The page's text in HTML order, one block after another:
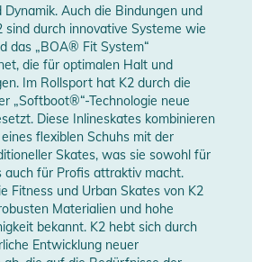
mit Unterstützung und Polsterung zu
EVA-Fußbett für Komfort.
auf einer griffigen, leichten
Wanderungen und Erkundungen neuer
und die Zwischensohle mit unserem
Harshmellow-Schaum gefüllt, um die
und Vibrationen unter dem Fuß zu
Dynamik. Auch die Bindungen und
sind durch innovative Systeme wie
das „BOA® Fit System“
die für optimalen Halt und
Im Rollsport hat K2 durch die
„Softboot®“-Technologie neue
Diese Inlineskates kombinieren
flexiblen Schuhs mit der
Skates, was sie sowohl für
auch für Profis attraktiv macht.
Fitness und Urban Skates von K2
Materialien und hohe
bekannt. K2 hebt sich durch
Entwicklung neuer